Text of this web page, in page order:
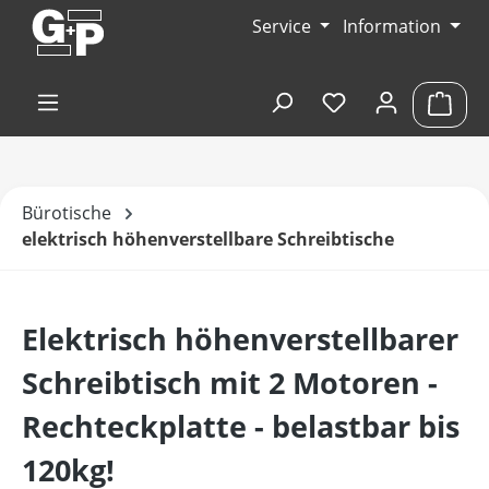
Zum Hauptinhalt springen Service Information
Du hast 0
Bürotische
elektrisch höhenverstellbare Schreibtische
Elektrisch höhenverstellbarer
Schreibtisch mit 2 Motoren -
Rechteckplatte - belastbar bis
120kg!